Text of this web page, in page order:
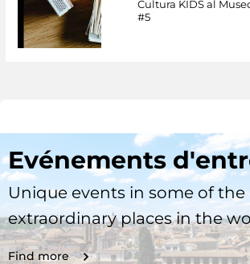
Cultura KIDS al
#5
Evénements
Unique events in some of
extraordinary places in the
Find more